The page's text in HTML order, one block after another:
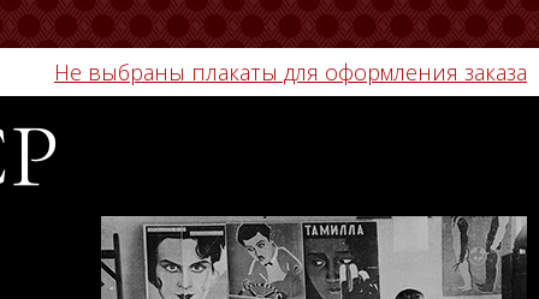
Не выбраны плакаты для оформления заказа